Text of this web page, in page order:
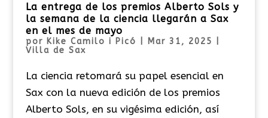
La entrega de los premios Alberto Sols y
la semana de la ciencia llegarán a Sax
en el mes de mayo
por Kike Camilo i Picó Mar 31, 2025
Villa de Sax
La ciencia retomará su papel esencial en
Sax con la nueva edición de los premios
Alberto Sols, en su vigésima edición, así